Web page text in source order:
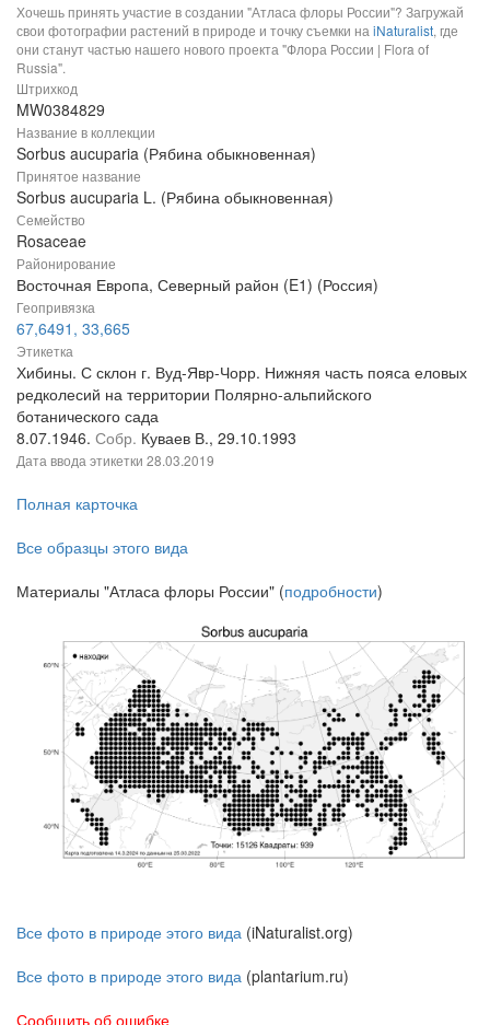
Хочешь принять участие в создании "Атласа флоры России"? Загружай
свои фотографии растений в природе и точку съемки на iNaturalist, где
они станут частью нашего нового проекта "Флора России | Flora of
Russia".
Штрихкод
MW0384829
Название в коллекции
Sorbus aucuparia (Рябина обыкновенная)
Принятое название
Sorbus aucuparia L. (Рябина обыкновенная)
Семейство
Rosaceae
Районирование
Восточная Европа, Северный район (E1) (Россия)
Геопривязка
67,6491, 33,665
Этикетка
Хибины. С склон г. Вуд-Явр-Чорр. Нижняя часть пояса еловых
редколесий на территории Полярно-альпийского
ботанического сада
8.07.1946. Собр. Куваев В., 29.10.1993
Дата ввода этикетки 28.03.2019
Полная карточка
Все образцы этого вида
Материалы "Атласа флоры России" (подробности)
Все фото в природе этого вида (iNaturalist.org)
Все фото в природе этого вида (plantarium.ru)
Сообщить об ошибке